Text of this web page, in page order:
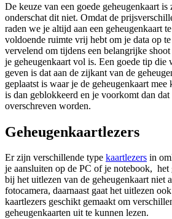
De keuze van een goede geheugenkaart is
onderschat dit niet. Omdat de
raden we je altijd aan een geheugenkaart
voldoende ruimte vrij hebt om je data op
vervelend om tijdens een belangrijke shoot
je geheugenkaart vol is. Een goede tip die
geven is dat aan de zijkant van de
geplaatst is waar je de geheugenkaart
is dan geblokkeerd en je voorkomt dan
overschreven worden.
Geheugenkaartlezers
Er zijn verschillende type kaartlezers in
je aansluiten op de PC of je notebook, het
bij het uitlezen van de geheugenkaart niet
fotocamera, daarnaast gaat het uitlezen
kaartlezers geschikt gemaakt om
geheugenkaarten uit te kunnen lezen.